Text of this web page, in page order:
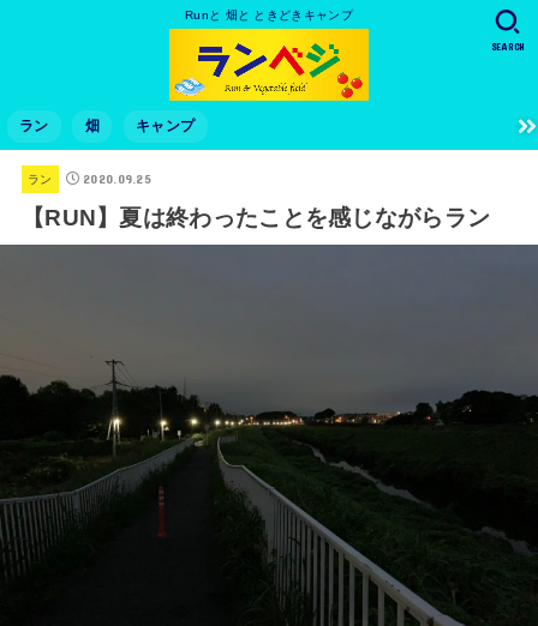
Runと 畑と ときどきキャンプ
ラン 畑 キャンプ
SEARCH
ラン 2020.09.25
【RUN】夏は終わったことを感じながらラン